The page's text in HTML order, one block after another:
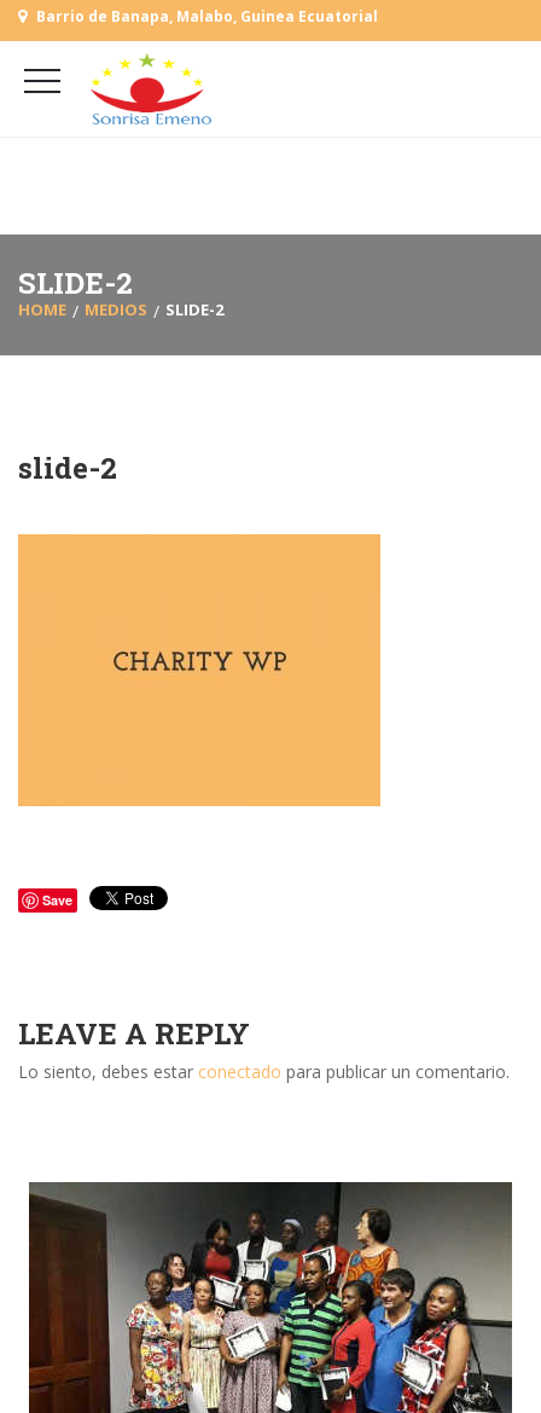
Barrio de Banapa, Malabo, Guinea Ecuatorial
(+240) 555 818930
L-V: 9:00-15:00 Sab, Dom: Cerrado
SLIDE-2
HOME MEDIOS SLIDE-2
slide-2
Save
LEAVE A REPLY
Lo siento, debes estar conectado para publicar un comentario.